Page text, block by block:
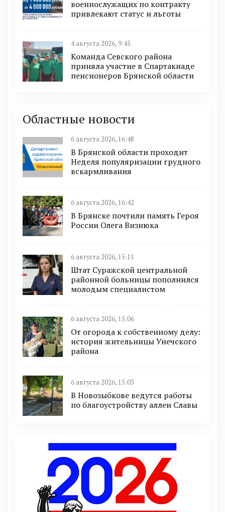
военнослужащих по контракту
привлекают статус и льготы
4 августа 2026, 9:45
Команда Севского района
приняла участие в Спартакиаде
пенсионеров Брянской области
Областные новости
6 августа 2026, 16:48
В Брянской области проходит
Неделя популяризации грудного
вскармливания
6 августа 2026, 16:42
В Брянске почтили память Героя
России Олега Визнюка
6 августа 2026, 15:11
Штат Суражской центральной
районной больницы пополнился
молодым специалистом
6 августа 2026, 15:06
От огорода к собственному делу:
история жительницы Унечского
района
6 августа 2026, 15:03
В Новозыбкове ведутся работы
по благоустройству аллеи Славы